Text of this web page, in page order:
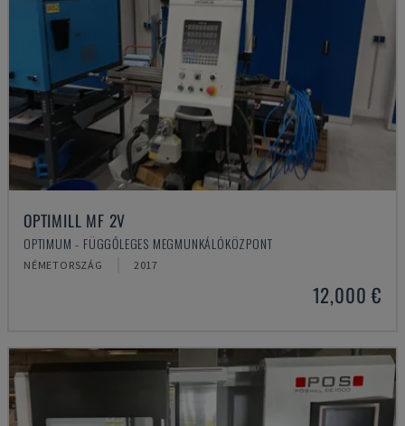
OPTIMILL MF 2V
OPTIMUM - FÜGGŐLEGES MEGMUNKÁLÓKÖZPONT
NÉMETORSZÁG 2017
12,000 €